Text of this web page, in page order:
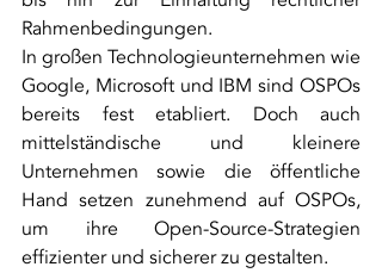
Rahmenbedingungen.
In großen Technologieunternehmen wie
Google, Microsoft und IBM sind OSPOs
bereits fest etabliert. Doch auch
mittelständische und kleinere
Unternehmen sowie die öffentliche
Hand setzen zunehmend auf OSPOs,
um ihre Open-Source-Strategien
effizienter und sicherer zu gestalten.